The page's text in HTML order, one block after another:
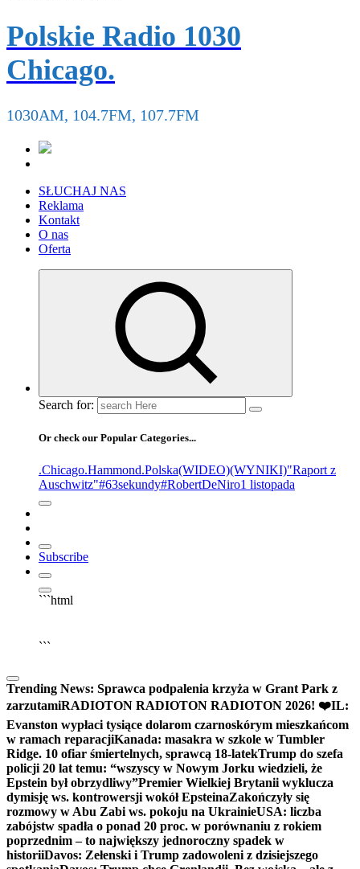
Polskie Radio 1030
Chicago.
1030AM, 104.7FM, 107.7FM
SŁUCHAJ NAS
Reklama
Kontakt
O nas
Oferta
Search for:
Or check our Popular Categories...
.Chicago.Hammond.Polska(WIDEO)(WYNIKI)"Raport z
Auschwitz"#63sekundy#RobertDeNiro1 listopada
Subscribe
```html
```
Trending News: Sprawca podpalenia krzyża w Grant Park z
zarzutamiRADIOTON RADIOTON RADIOTON 2026! ❤️IL:
Evanston wypłaci tysiące dolarom czarnoskórym mieszkańcom
w ramach reparacjiKanada: masakra w szkole w Tumbler
Ridge. 10 ofiar śmiertelnych, sprawcą 18-latekTrump do szefa
policji 20 lat temu: “wszyscy w Nowym Jorku wiedzieli, że
Epstein był obrzydliwy”Premier Wielkiej Brytanii wyklucza
dymisję ws. kontrowersji wokół EpsteinaZakończyły się
rozmowy w Abu Zabi ws. pokoju na UkrainieUSA: liczba
zabójstw spadła o ponad 20 proc. w porównaniu z rokiem
poprzednim – to największy jednoroczny spadek w
historiiDavos: Zełenski i Trump zadowoleni z dzisiejszego